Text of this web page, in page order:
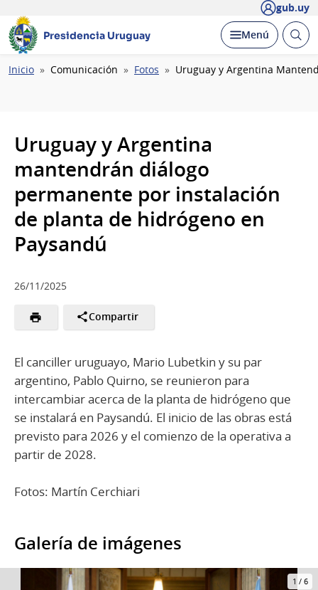
gub.uy
Presidencia Uruguay Desplegar
Menú Abrir
Ruta
Inicio Comunicación Fotos Uruguay y Argentina
Uruguay y Argentina
mantendrán diálogo
permanente por instalación
de planta de hidrógeno en
Paysandú
26/11/2025
Compartir
El canciller uruguayo, Mario Lubetkin y su par
argentino, Pablo Quirno, se reunieron para
intercambiar acerca de la planta de hidrógeno que
se instalará en Paysandú. El inicio de las obras está
previsto para 2026 y el comienzo de la operativa a
partir de 2028.
Fotos: Martín Cerchiari
Galería de imágenes
1 / 6